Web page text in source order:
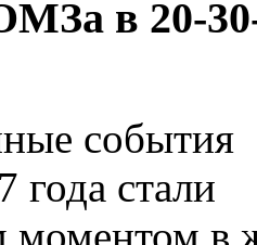
в 20-
события
года стали